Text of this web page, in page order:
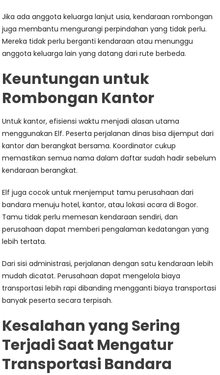
Jika ada anggota keluarga lanjut usia, kendaraan rombongan
juga membantu mengurangi perpindahan yang tidak perlu.
Mereka tidak perlu berganti kendaraan atau menunggu
anggota keluarga lain yang datang dari rute berbeda.
Keuntungan untuk
Rombongan Kantor
Untuk kantor, efisiensi waktu menjadi alasan utama
menggunakan Elf. Peserta perjalanan dinas bisa dijemput dari
kantor dan berangkat bersama. Koordinator cukup
memastikan semua nama dalam daftar sudah hadir sebelum
kendaraan berangkat.
Elf juga cocok untuk menjemput tamu perusahaan dari
bandara menuju hotel, kantor, atau lokasi acara di Bogor.
Tamu tidak perlu memesan kendaraan sendiri, dan
perusahaan dapat memberi pengalaman kedatangan yang
lebih tertata.
Dari sisi administrasi, perjalanan dengan satu kendaraan lebih
mudah dicatat. Perusahaan dapat mengelola biaya
transportasi lebih rapi dibanding mengganti biaya transportasi
banyak peserta secara terpisah.
Kesalahan yang Sering
Terjadi Saat Mengatur
Transportasi Bandara